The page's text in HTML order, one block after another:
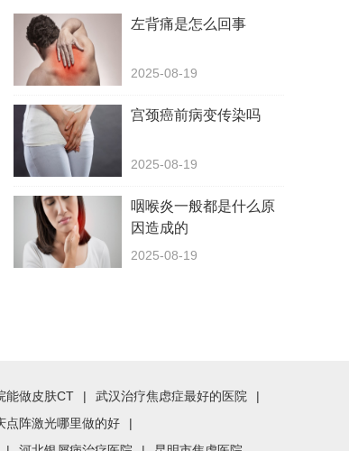
左背痛是怎么回事
2025-08-19
宫颈癌前病变传染吗
2025-08-19
咽喉炎一般都是什么原
因造成的
2025-08-19
能做皮肤CT | 武汉治疗焦虑症最好的医院
|
点阵激光哪里做的好
|